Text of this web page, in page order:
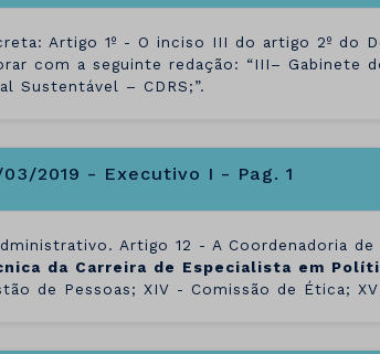
Artigo 1º - O inciso III do artigo 2º do
com a seguinte redação: “III– Gabinete
Sustentável – CDRS;”.
2019 - Executivo I - Pag. 1
Artigo 12 - A Coordenadoria
da Carreira de Especialista em
de Pessoas; XIV - Comissão de Ética;